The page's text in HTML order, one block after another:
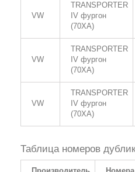
VW
TRANSPORTER
IV фургон
(70XA)
VW
TRANSPORTER
IV фургон
(70XA)
VW
TRANSPORTER
IV фургон
(70XA)
Таблица номеров